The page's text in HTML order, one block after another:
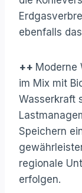
ebenfalls
++ Moderne
im Mix mit
Wasserkraft
Speichern
regionale
erfolgen.